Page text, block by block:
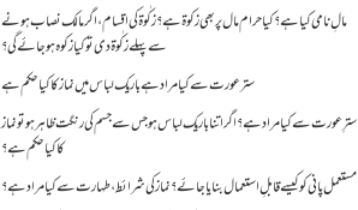
مالِ نامی کیا ہے؟ کیا حرام مال پر بھی زکوۃ ہے؟ زکٰوۃ کی اقسام ،اگر مالک نصاب ہونے
سے پہلے زکٰوۃ دی تو کیا زکوه ہو جائےگی؟
ستر عورت سے کیا مراد ہے باریک لباس میں نماز کا کیا حکم ہے
سترِ عورت سے کیا مراد ہے؟اگر اتنا باریک لباس ہو جس سے جسم کی رنگت ظاہر ہو تو نماز
کا کیا حکم ہے؟
مستعمل پانی کو کیسے قابلِ استعمال بنایا جائے؟ نماز کی شرائط ،طہارت سے کیا مراد ہے؟